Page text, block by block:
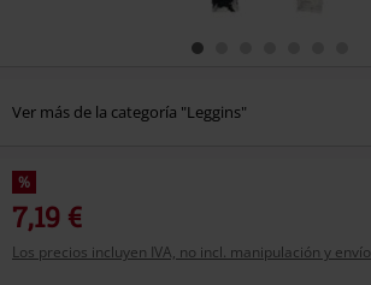
Ver más de la categoría "Leggins"
%
7,19 €
Los precios incluyen IVA, no incl. manipulación y envío